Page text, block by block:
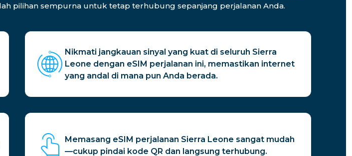
pilihan sempurna untuk tetap terhubung sepanjang perjalanan Anda.
Nikmati jangkauan sinyal yang kuat di seluruh Sierra
Leone dengan eSIM perjalanan ini, memastikan internet
yang andal di mana pun Anda berada.
Memasang eSIM perjalanan Sierra Leone sangat mudah
—cukup pindai kode QR dan langsung terhubung.